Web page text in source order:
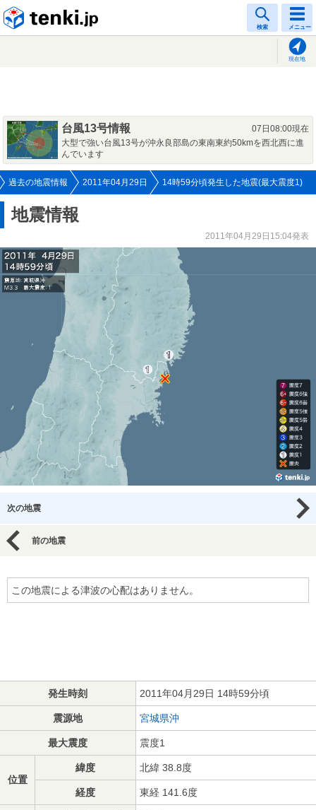
検索 メニュー
現在地
台風13号情報
07日08:00現在
大型で強い台風13号が沖永良部島の東南東約50kmを西北西に進
んでいます
過去の地震情報 2011年04月29日 14時59分頃発生した地震(最大震度1)
地震情報
2011年04月29日15:04発表
次の地震
前の地震
この地震による津波の心配はありません。
発生時刻 2011年04月29日 14時59分頃
震源地 宮城県沖
最大震度 震度1
位置
緯度 北緯 38.8度
経度 東経 141.6度